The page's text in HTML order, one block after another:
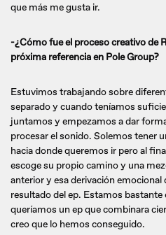
que más me gusta ir.
-¿Cómo fue el proceso creativo de
próxima referencia en Pole Group?
Estuvimos trabajando sobre
separado y cuando teníamos
juntamos y empezamos a dar
procesar el sonido. Solemos tener
hacia donde queremos ir pero al
escoge su propio camino y una
anterior y esa derivación emocional
resultado del ep. Estamos
queríamos un ep que combinara
creo que lo hemos conseguido.